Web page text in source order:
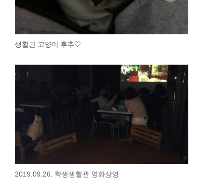
생활관 고양이 후추🤍
2019.09.26. 학생생활관 영화상영